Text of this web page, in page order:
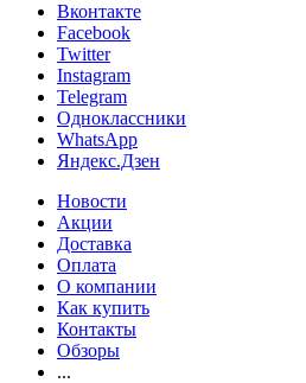
Вконтакте
Facebook
Twitter
Instagram
Telegram
Одноклассники
WhatsApp
Яндекс.Дзен
Новости
Акции
Доставка
Оплата
О компании
Как купить
Контакты
Обзоры
...